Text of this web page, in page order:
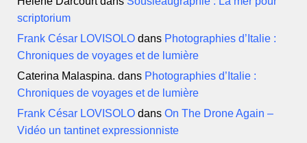
scriptorium
Frank César LOVISOLO dans Photographies d’Italie :
Chroniques de voyages et de lumière
Caterina Malaspina. dans Photographies d’Italie :
Chroniques de voyages et de lumière
Frank César LOVISOLO dansOn The Drone Again –
Vidéo un tantinet expressionniste